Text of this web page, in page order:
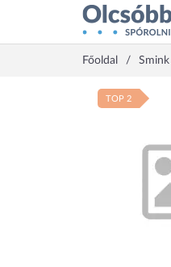
Főoldal
TOP 2